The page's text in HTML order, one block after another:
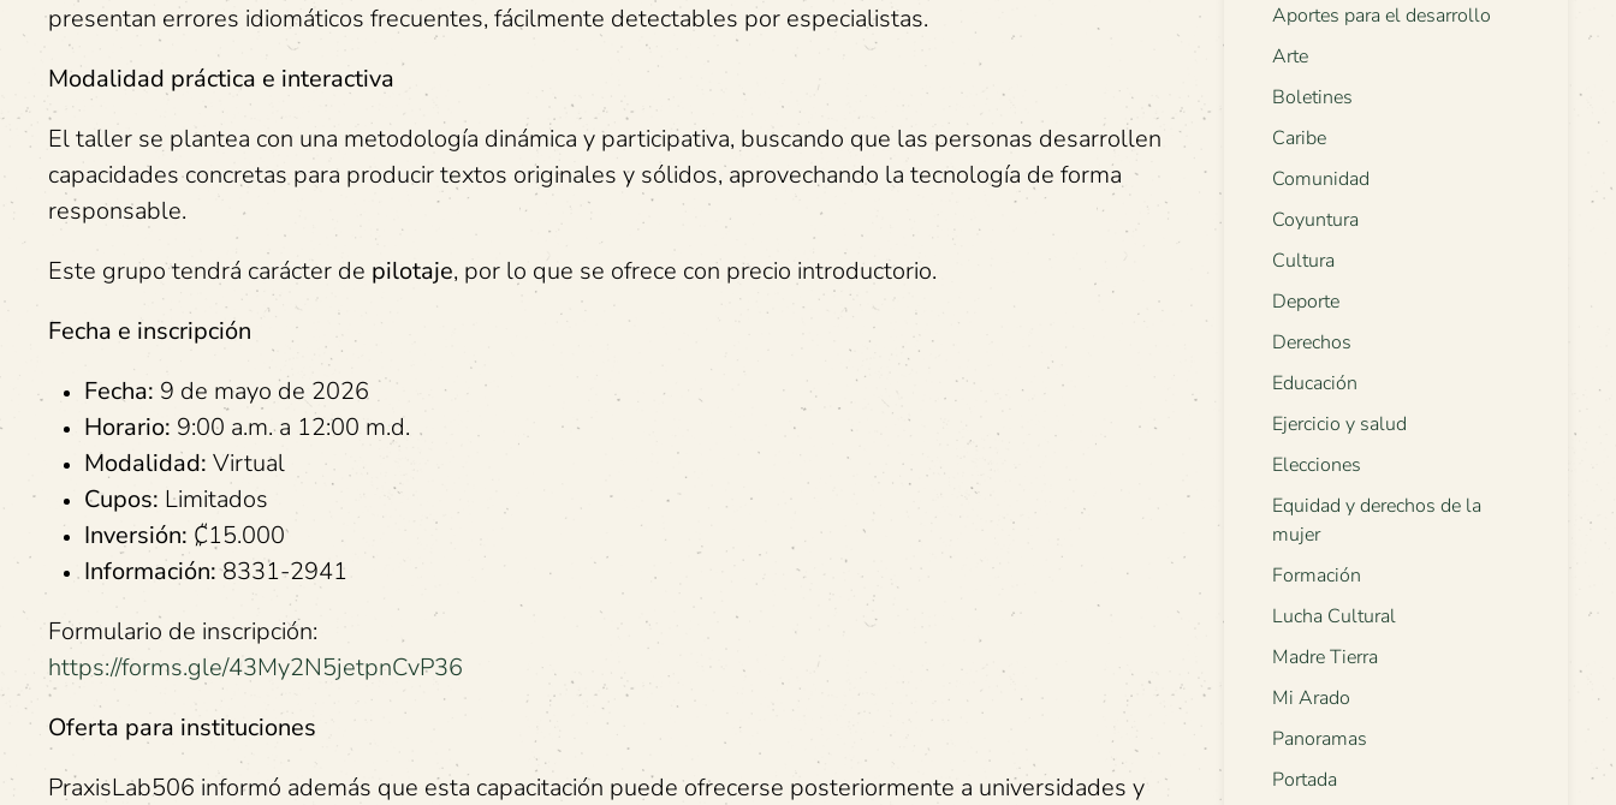
presentan errores idiomáticos frecuentes, fácilmente detectables por especialistas.
Modalidad práctica e interactiva
El taller se plantea con una metodología dinámica y participativa, buscando que las personas desarrollen
capacidades concretas para producir textos originales y sólidos, aprovechando la tecnología de forma
responsable.
Este grupo tendrá carácter de pilotaje, por lo que se ofrece con precio introductorio.
Fecha e inscripción
Fecha: 9 de mayo de 2026
Horario: 9:00 a.m. a 12:00 m.d.
Modalidad: Virtual
Cupos: Limitados
Inversión: ₡15.000
Información:8331-2941
Formulario de inscripción:
https://forms.gle/43My2N5jetpnCvP36
Oferta para instituciones
PraxisLab506 informó además que esta capacitación puede ofrecerse posteriormente a universidades y
Aportes para el desarrollo
Arte
Boletines
Caribe
Comunidad
Coyuntura
Cultura
Deporte
Derechos
Educación
Ejercicio y salud
Elecciones
Equidad y derechos de la
mujer
Formación
Lucha Cultural
Madre Tierra
Mi Arado
Panoramas
Portada